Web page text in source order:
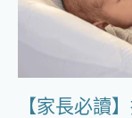
【家長必讀